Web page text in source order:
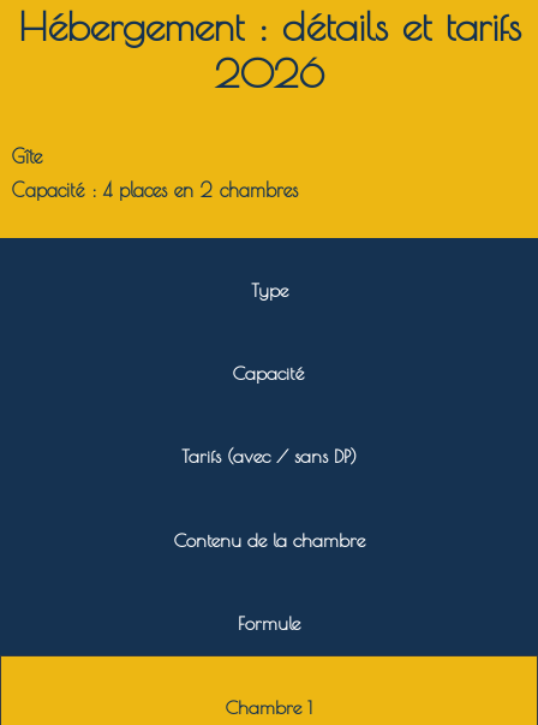
Hébergement : détails et tarifs
2026
Gîte
Capacité : 4 places en 2 chambres
Type
Capacité
Tarifs (avec / sans DP)
Contenu de la chambre
Formule
Chambre 1